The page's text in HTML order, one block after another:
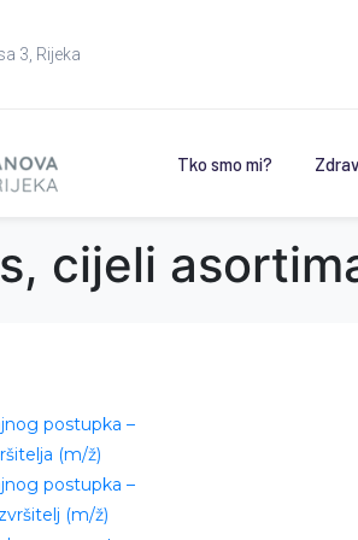
3, Rijeka
Tko smo mi?
cijeli
postupka –
(m/ž)
postupka –
(m/ž)